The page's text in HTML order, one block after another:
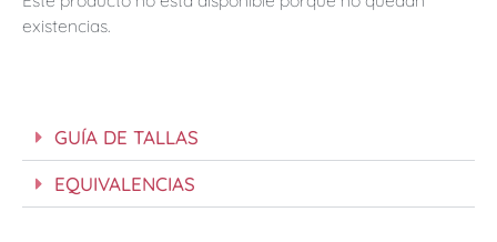
existencias.
GUÍA DE TALLAS
EQUIVALENCIAS